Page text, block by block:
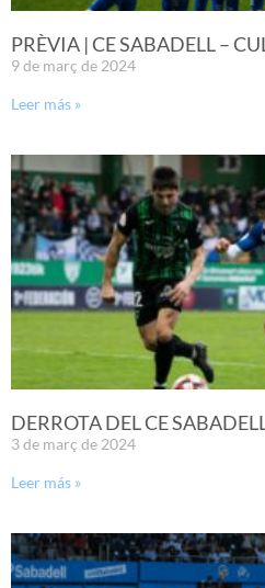
PRÈVIA | CE SABADELL –
9 de març de 2024
Leer más »
DERROTA DEL CE
3 de març de 2024
Leer más »